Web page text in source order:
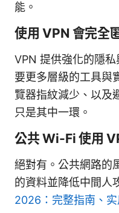
能。
使用 VPN 會完全
VPN 提供強化的隱
要更多層級的工具與
覽器指紋減少、以及
只是其中一環。
公共 Wi-Fi 使用
絕對有。公共網路的
的資料並降低中間人
2026：完整指南、